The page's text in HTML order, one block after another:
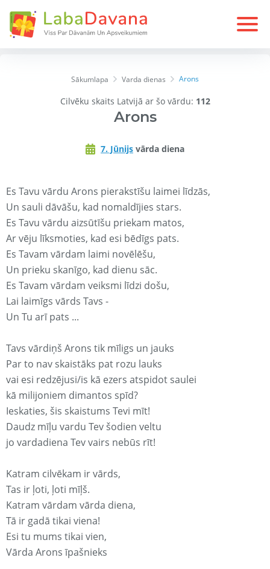
Sākumlapa Varda dienas Arons
Cilvēku skaits Latvijā ar šo vārdu: 112
Arons
7. Jūnijs vārda diena
Es Tavu vārdu Arons pierakstīšu laimei līdzās,
Un sauli dāvāšu, kad nomaldījies stars.
Es Tavu vārdu aizsūtīšu priekam matos,
Ar vēju līksmoties, kad esi bēdīgs pats.
Es Tavam vārdam laimi novēlēšu,
Un prieku skanīgo, kad dienu sāc.
Es Tavam vārdam veiksmi līdzi došu,
Lai laimīgs vārds Tavs -
Un Tu arī pats ...
Tavs vārdiņš Arons tik mīligs un jauks
Par to nav skaistāks pat rozu lauks
vai esi redzējusi/is kā ezers atspidot saulei
kā milijoniem dimantos spīd?
Ieskaties, šis skaistums Tevi mīt!
Daudz mīļu vardu Tev šodien veltu
jo vardadiena Tev vairs nebūs rīt!
Katram cilvēkam ir vārds,
Tas ir ļoti, ļoti mīļš.
Katram vārdam vārda diena,
Tā ir gadā tikai viena!
Esi tu mums tikai vien,
Vārda Arons īpašnieks